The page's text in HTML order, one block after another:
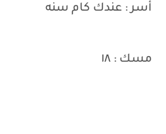
أسر : عندك كام سنه
مسك : ١٨